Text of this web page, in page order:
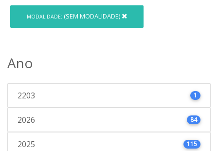
MODALIDADE: (SEM MODALIDADE)
Ano
2203 1
2026 84
2025 115